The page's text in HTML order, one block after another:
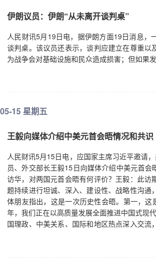
伊朗议员：伊朗“从未离开谈判桌”
人民财讯5月19日电，据伊朗方面19日消息，
谈判桌。该议员还表示，谈判应建立在尊重
为战争会对基础设施和民众造成损害；但如果
15 星期五
王毅向媒体介绍中美元首会晤情况和共识
人民财讯5月15日电，应国家主席习近平邀请
员、外交部长王毅15日向媒体介绍中美元首
访华，对两国元首会晤有何评价？王毅：此
题持续进行坦诚、深入、建设性、战略性沟
体朋友指出，这是一次历史性会晤。第一，
年，我们正在以高质量发展全面推进中国式现
国理政、中美关系、国际和地区热点深入交